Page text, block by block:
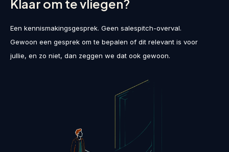
Klaar om te vliegen?
Een kennismakingsgesprek. Geen salespitch-overval.
Gewoon een gesprek om te bepalen of dit relevant is voor
jullie, en zo niet, dan zeggen we dat ook gewoon.